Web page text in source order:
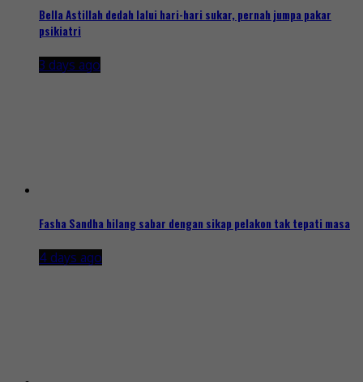
Bella Astillah dedah lalui hari-hari sukar, pernah jumpa pakar
psikiatri
3 days ago
Fasha Sandha hilang sabar dengan sikap pelakon tak tepati masa
4 days ago